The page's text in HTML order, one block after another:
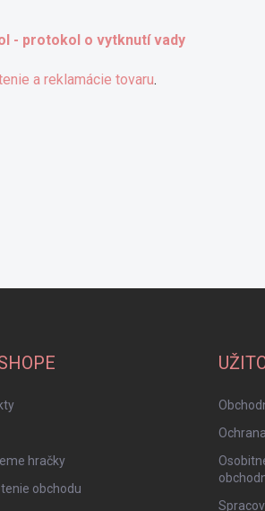
- protokol o vytknutí vady
a reklamácie tovaru.
hračky
obchodu